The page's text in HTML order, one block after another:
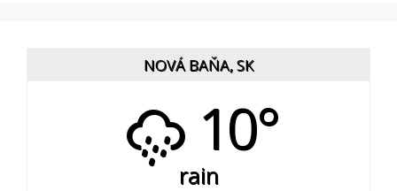
NOVÁ BAŇA, SK
10°
rain